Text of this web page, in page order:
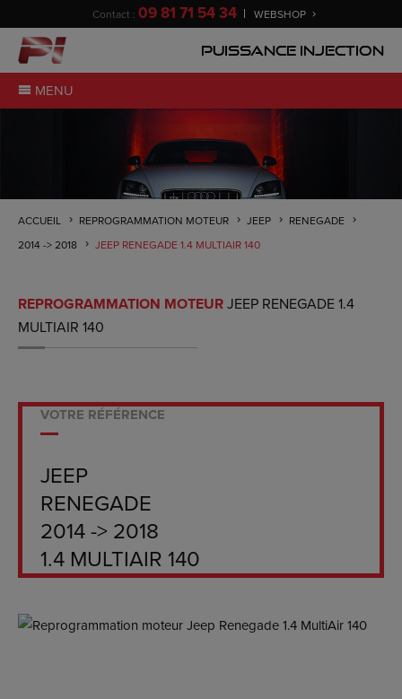
Contact : 09 81 71 54 34 WEBSHOP
Puissance Injection
MENU
ACCUEIL REPROGRAMMATION MOTEUR JEEP
RENEGADE
2014 -> 2018
JEEP RENEGADE 1.4 MULTIAIR 140
REPROGRAMMATION MOTEURJEEP RENEGADE 1.4
MULTIAIR 140
VOTRE RÉFÉRENCE
JEEP
RENEGADE
2014 -> 2018
1.4 MULTIAIR 140